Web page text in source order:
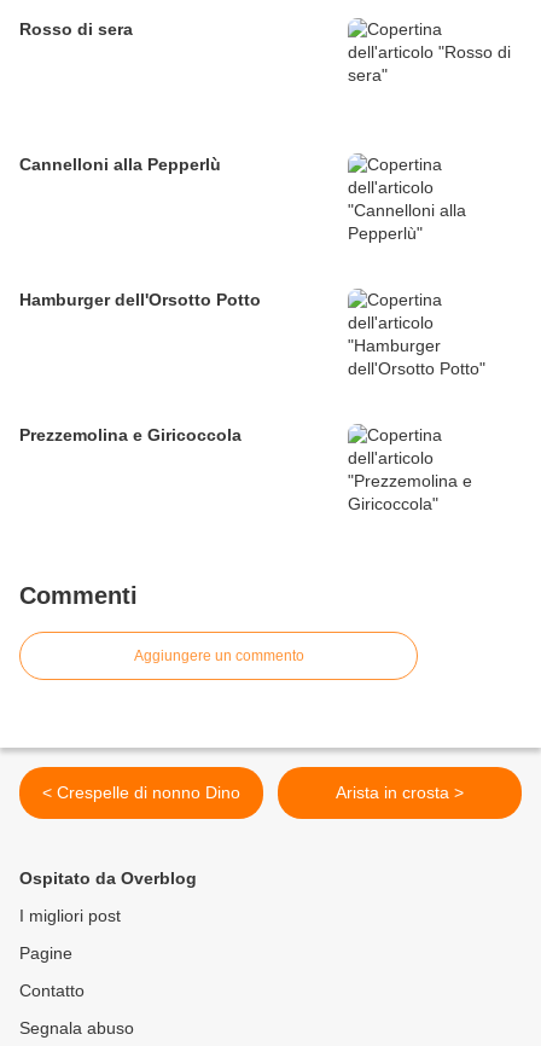
Rosso di sera
Cannelloni alla Pepperlù
Hamburger dell'Orsotto Potto
Prezzemolina e Giricoccola
Commenti
Aggiungere un commento
< Crespelle di nonno Dino Arista in crosta >
Ospitato da Overblog
I migliori post
Pagine
Contatto
Segnala abuso